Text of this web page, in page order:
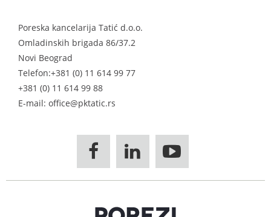
Poreska kancelarija Tatić d.o.o.
Omladinskih brigada 86/37.2
Novi Beograd
Telefon:+381 (0) 11 614 99 77
+381 (0) 11 614 99 88
E-mail: office@pktatic.rs
  